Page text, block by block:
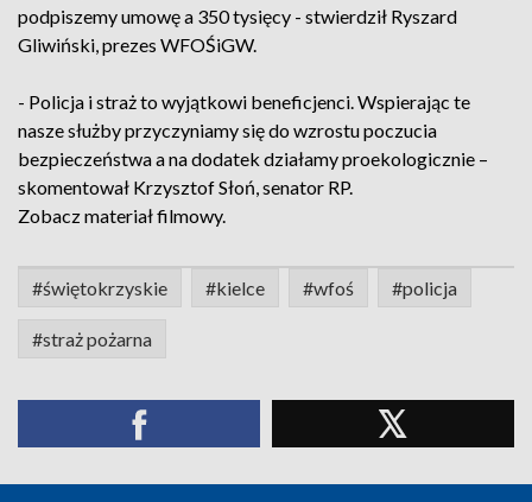
podpiszemy umowę a 350 tysięcy - stwierdził Ryszard
Gliwiński, prezes WFOŚiGW.
- Policja i straż to wyjątkowi beneficjenci. Wspierając te
nasze służby przyczyniamy się do wzrostu poczucia
bezpieczeństwa a na dodatek działamy proekologicznie –
skomentował Krzysztof Słoń, senator RP.
Zobacz materiał filmowy.
#świętokrzyskie #kielce #wfoś #policja
#straż pożarna